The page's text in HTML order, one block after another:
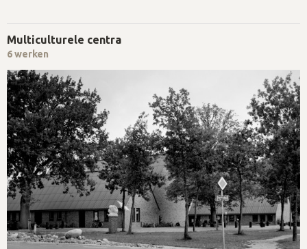
Multiculturele centra
6 werken